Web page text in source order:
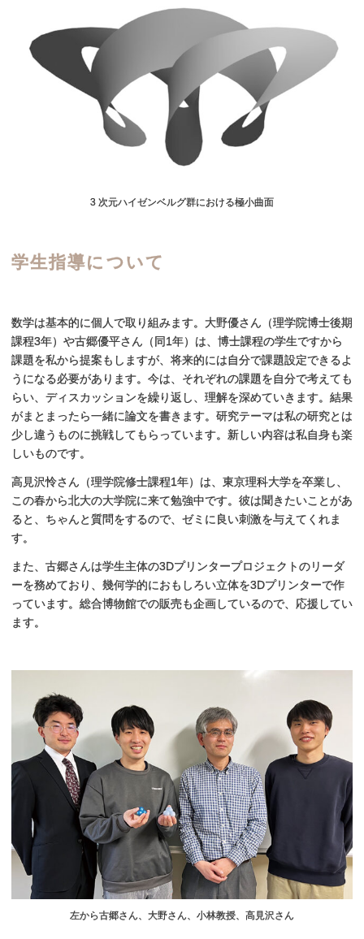
3 次元ハイゼンベルグ群における極小曲面
学生指導について
数学は基本的に個人で取り組みます。大野優さん（理学院博士後期
課程3年）や古郷優平さん（同1年）は、博士課程の学生ですから
課題を私から提案もしますが、将来的には自分で課題設定できるよ
うになる必要があります。今は、それぞれの課題を自分で考えても
らい、ディスカッションを繰り返し、理解を深めていきます。結果
がまとまったら一緒に論文を書きます。研究テーマは私の研究とは
少し違うものに挑戦してもらっています。新しい内容は私自身も楽
しいものです。
高見沢怜さん（理学院修士課程1年）は、東京理科大学を卒業し、
この春から北大の大学院に来て勉強中です。彼は聞きたいことがあ
ると、ちゃんと質問をするので、ゼミに良い刺激を与えてくれま
す。
また、古郷さんは学生主体の3Dプリンタープロジェクトのリーダ
ーを務めており、幾何学的におもしろい立体を3Dプリンターで作
っています。総合博物館での販売も企画しているので、応援してい
ます。
左から古郷さん、大野さん、小林教授、高見沢さん